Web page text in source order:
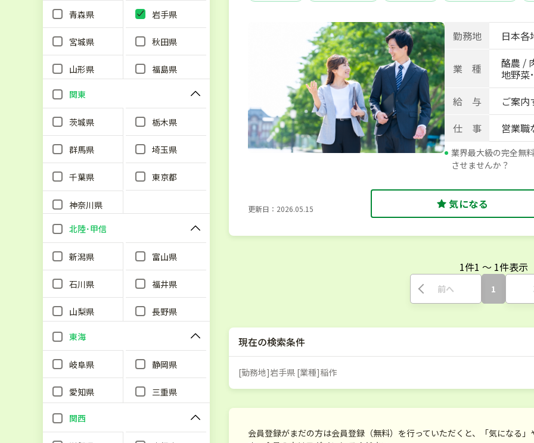
青森県 岩手県
宮城県 秋田県
山形県 福島県
関東
茨城県 栃木県
群馬県 埼玉県
千葉県 東京都
神奈川県
北陸･甲信
新潟県 富山県
石川県 福井県
山梨県 長野県
東海
岐阜県 静岡県
愛知県 三重県
関西
勤務地 日本各
業 種
酪農 /
地野菜
給 与
ご案
仕 事
営業職
業界最大級の完全無
させませんか？
更新日：2026.05.15 気になる
1件1 〜 1件表示
前へ 1
現在の検索条件
[勤務地]岩手県 [業種]稲作
会員登録がまだの方は会員登録（無料）を行っていただくと、「気になる